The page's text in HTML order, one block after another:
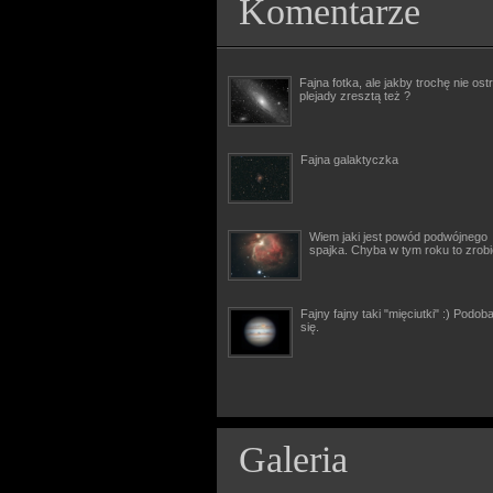
Komentarze
Fajna fotka, ale jakby trochę nie
plejady zresztą też ?
Fajna galaktyczka
Wiem jaki jest powód podwójnego
spajka. Chyba w tym roku to
Fajny fajny taki "mięciutki" :)
się.
Galeria